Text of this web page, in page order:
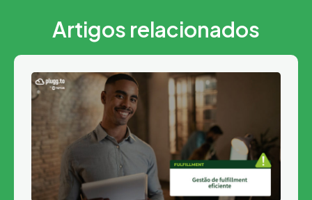
Artigos relacionados